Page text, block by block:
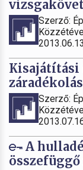
Szerző:
Kisajátítási
Szerző:
A